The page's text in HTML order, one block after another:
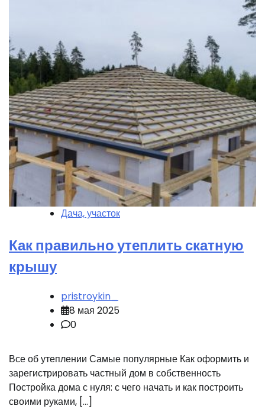
Дача, участок
Как правильно утеплить скатную
крышу
pristroykin_
8 мая 2025
0
Все об утеплении Самые популярные Как оформить и
зарегистрировать частный дом в собственность
Постройка дома с нуля: с чего начать и как построить
своими руками, […]